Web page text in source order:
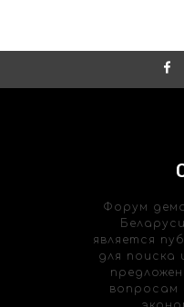
Форум
является
для поиска
вопросам